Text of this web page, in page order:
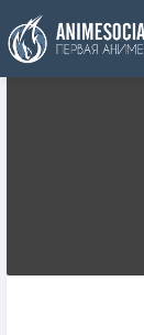
Funding